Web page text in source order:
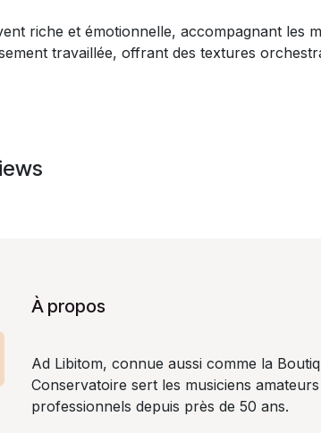
riche et émotionnelle, accompagnant les
travaillée, offrant des textures
À propos
Ad Libitom, connue aussi comme la
Conservatoire sert les musiciens
professionnels depuis près de 50 ans.